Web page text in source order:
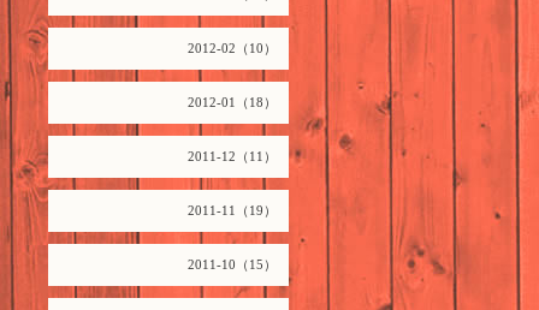
2012-02（10）
2012-01（18）
2011-12（11）
2011-11（19）
2011-10（15）